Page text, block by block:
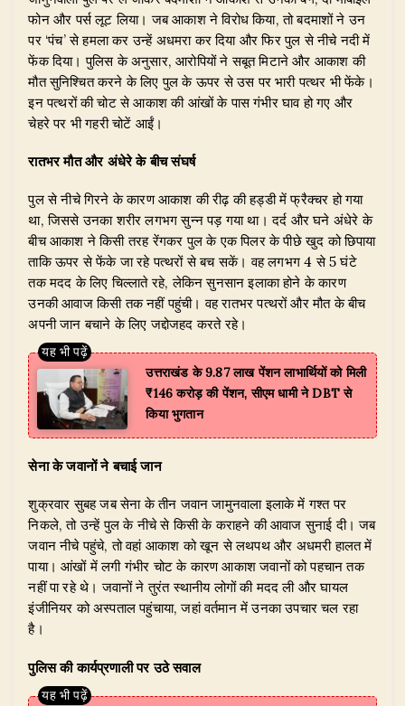
फोन और पर्स लूट लिया। जब आकाश ने विरोध किया, तो बदमाशों ने उन
पर ‘पंच’ से हमला कर उन्हें अधमरा कर दिया और फिर पुल से नीचे नदी में
फेंक दिया। पुलिस के अनुसार, आरोपियों ने सबूत मिटाने और आकाश की
मौत सुनिश्चित करने के लिए पुल के ऊपर से उस पर भारी पत्थर भी फेंके।
इन पत्थरों की चोट से आकाश की आंखों के पास गंभीर घाव हो गए और
चेहरे पर भी गहरी चोटें आईं।
रातभर मौत और अंधेरे के बीच संघर्ष
पुल से नीचे गिरने के कारण आकाश की रीढ़ की हड्डी में फ्रैक्चर हो गया
था, जिससे उनका शरीर लगभग सुन्न पड़ गया था। दर्द और घने अंधेरे के
बीच आकाश ने किसी तरह रेंगकर पुल के एक पिलर के पीछे खुद को छिपाया
ताकि ऊपर से फेंके जा रहे पत्थरों से बच सकें। वह लगभग 4 से 5 घंटे
तक मदद के लिए चिल्लाते रहे, लेकिन सुनसान इलाका होने के कारण
उनकी आवाज किसी तक नहीं पहुंची। वह रातभर पत्थरों और मौत के बीच
अपनी जान बचाने के लिए जद्दोजहद करते रहे।
उत्तराखंड के 9.87 लाख पेंशन लाभार्थियों को मिली
₹146 करोड़ की पेंशन, सीएम धामी ने DBT से
किया भुगतान
सेना के जवानों ने बचाई जान
शुक्रवार सुबह जब सेना के तीन जवान जामुनवाला इलाके में गश्त पर
निकले, तो उन्हें पुल के नीचे से किसी के कराहने की आवाज सुनाई दी। जब
जवान नीचे पहुंचे, तो वहां आकाश को खून से लथपथ और अधमरी हालत में
पाया। आंखों में लगी गंभीर चोट के कारण आकाश जवानों को पहचान तक
नहीं पा रहे थे। जवानों ने तुरंत स्थानीय लोगों की मदद ली और घायल
इंजीनियर को अस्पताल पहुंचाया, जहां वर्तमान में उनका उपचार चल रहा
है।
पुलिस की कार्यप्रणाली पर उठे सवाल